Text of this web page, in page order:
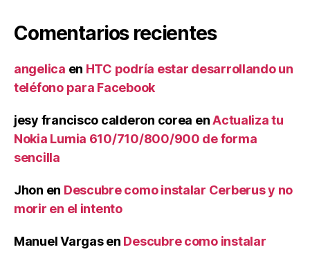
Comentarios recientes
angelica en HTC podría estar desarrollando un
teléfono para Facebook
jesy francisco calderon corea enActualiza tu
Nokia Lumia 610/710/800/900 de forma
sencilla
Jhon en Descubre como instalar Cerberus y no
morir en el intento
Manuel Vargasen Descubre como instalar